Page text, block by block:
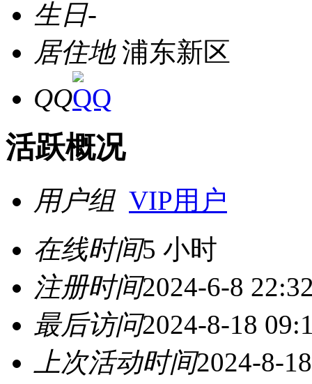
生日-
居住地浦东新区
QQ
活跃概况
用户组 VIP用户
在线时间5 小时
注册时间2024-6-8
最后访问2024-8-18
上次活动时间2024-8-